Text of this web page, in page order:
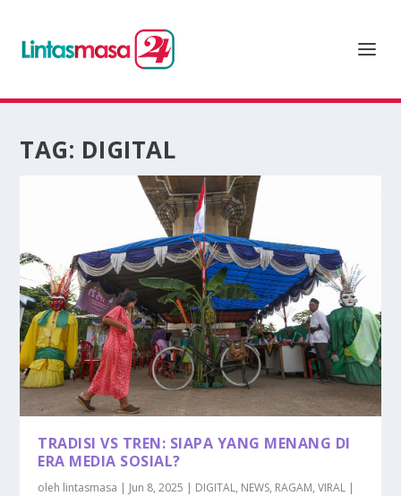
TAG: DIGITAL
TRADISI VS TREN: SIAPA YANG MENANG DI
ERA MEDIA SOSIAL?
oleh lintasmasa | Jun 8, 2025 | DIGITAL, NEWS, RAGAM,VIRAL |